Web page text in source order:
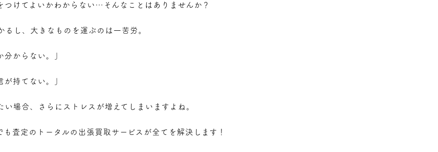
つけてよいかわからない…そんなことはありませんか？
し、大きなものを運ぶのは一苦労。
からない。」
持てない。」
場合、さらにストレスが増えてしまいますよね。
も査定のトータルの 出張買取 サービスが全てを解決します！